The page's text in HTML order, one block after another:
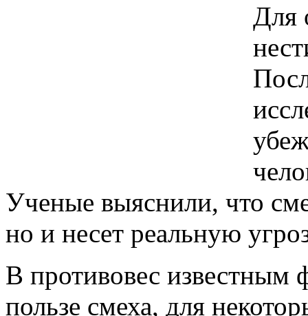
Для
Ученые выяснили, что
но и несет реальную
В противовес известным
пользе смеха, для